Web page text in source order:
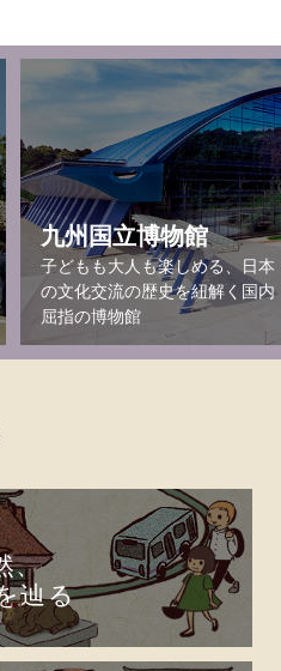
九州国立博物館
子どもも大人も楽しめる、日本
の文化交流の歴史を紐解く国内
屈指の博物館
、
辿る